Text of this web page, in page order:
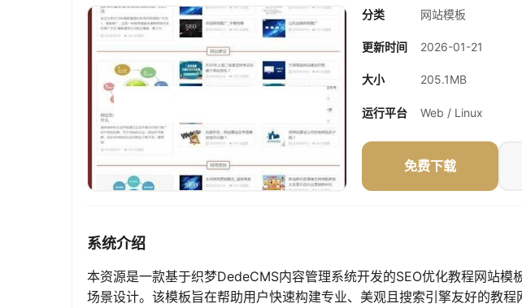
分类 网站模板
更新时间 2026-01-21
大小 205.1MB
运行平台 Web / Linux
免费下载
系统介绍
本资源是一款基于织梦DedeCMS内容管理系统开发的SEO优化教程网站模
场景设计。该模板旨在帮助用户快速构建专业、美观且搜索引擎友好的教程